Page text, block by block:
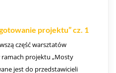
projektu” cz. 1
część warsztatów
projektu „Mosty
jest do przedstawicieli